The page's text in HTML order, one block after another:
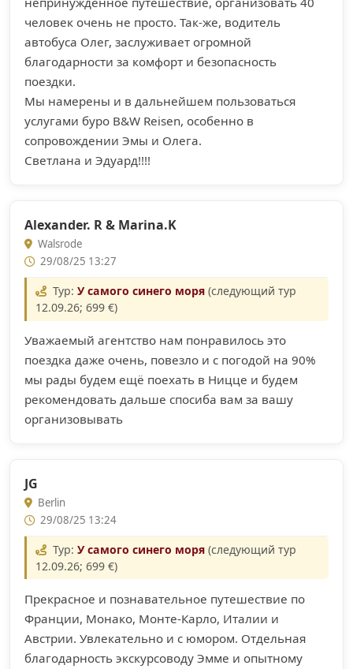
человек очень не просто. Так-же, водитель
автобуса Олег, заслуживает огромной
благодарности за комфорт и безопасность
поездки.
Мы намерены и в дальнейшем пользоваться
услугами буро B&W Reisen, особенно в
сопровождении Эмы и Олега.
Светлана и Эдуард!!!!
Alexander. R & Marina.K
Walsrode
29/08/25 13:27
Тур: У самого синего моря(следующий тур
12.09.26; 699 €)
Уважаемый агентство нам понравилось это
поездка даже очень, повезло и с погодой на 90%
мы рады будем ещё поехать в Ницце и будем
рекомендовать дальше спосиба вам за вашу
организовывать
JG
Berlin
29/08/25 13:24
Тур: У самого синего моря(следующий тур
12.09.26; 699 €)
Прекрасное и познавательное путешествие по
Франции, Монако, Монте-Карло, Италии и
Австрии. Увлекательно и с юмором. Отдельная
благодарность экскурсоводу Эмме и опытному